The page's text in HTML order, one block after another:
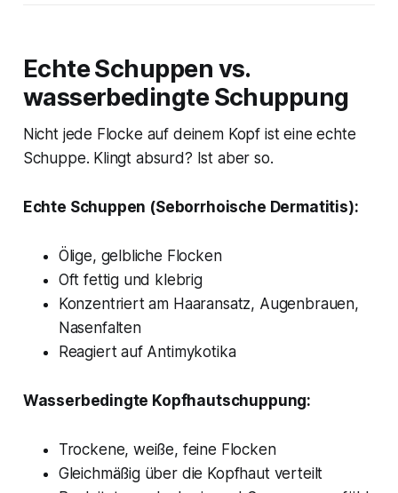
Echte Schuppen vs.
wasserbedingte Schuppung
Nicht jede Flocke auf deinem Kopf ist eine echte
Schuppe. Klingt absurd? Ist aber so.
Echte Schuppen (Seborrhoische Dermatitis):
Ölige, gelbliche Flocken
Oft fettig und klebrig
Konzentriert am Haaransatz, Augenbrauen,
Nasenfalten
Reagiert auf Antimykotika
Wasserbedingte Kopfhautschuppung:
Trockene, weiße, feine Flocken
Gleichmäßig über die Kopfhaut verteilt